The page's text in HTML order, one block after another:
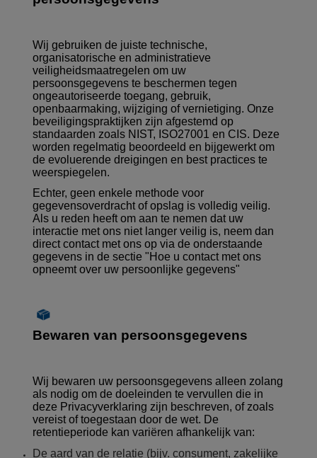
Wij gebruiken de juiste technische,
organisatorische en administratieve
veiligheidsmaatregelen om uw
persoonsgegevens te beschermen tegen
ongeautoriseerde toegang, gebruik,
openbaarmaking, wijziging of vernietiging. Onze
beveiligingspraktijken zijn afgestemd op
standaarden zoals NIST, ISO27001 en CIS. Deze
worden regelmatig beoordeeld en bijgewerkt om
de evoluerende dreigingen en best practices te
weerspiegelen.
Echter, geen enkele methode voor
gegevensoverdracht of opslag is volledig veilig.
Als u reden heeft om aan te nemen dat uw
interactie met ons niet langer veilig is, neem dan
direct contact met ons op via de onderstaande
gegevens in de sectie "Hoe u contact met ons
opneemt over uw persoonlijke gegevens"
Bewaren van persoonsgegevens
Wij bewaren uw persoonsgegevens alleen zolang
als nodig om de doeleinden te vervullen die in
deze Privacyverklaring zijn beschreven, of zoals
vereist of toegestaan door de wet. De
retentieperiode kan variëren afhankelijk van:
De aard van de relatie (bijv. consument, zakelijke